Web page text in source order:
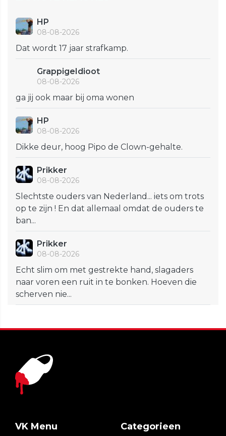
HP
08-08-2026
Dat wordt 17 jaar strafkamp.
GrappigeIdioot
08-08-2026
ga jij ook maar bij oma wonen
HP
08-08-2026
Dikke deur, hoog Pipo de Clown-gehalte.
Prikker
08-08-2026
Slechtste ouders van Nederland... iets om trots
op te zijn ! En dat allemaal omdat de ouders te
ban...
Prikker
08-08-2026
Echt slim om met gestrekte hand, slagaders
naar voren een ruit in te bonken. Hoeven die
scherven nie...
VK Menu Categorieen